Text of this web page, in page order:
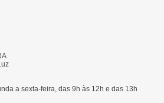
a sexta-feira, das 9h às 12h e das 13h